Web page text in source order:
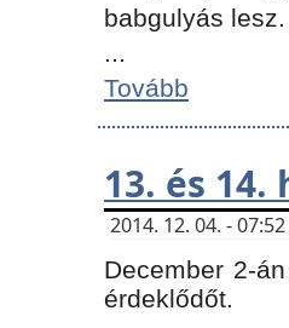
babgulyás
...
Tovább
13. és
2014. 12. 04. -
December 2-
érdeklődőt.